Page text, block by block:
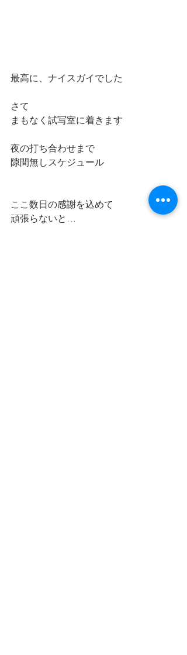
最高に、ナイスガイでした
さて
まもなく試写室に着きます
夜の打ち合わせまで
隙間無しスケジュール
ここ数日の感謝を込めて
頑張らないと…